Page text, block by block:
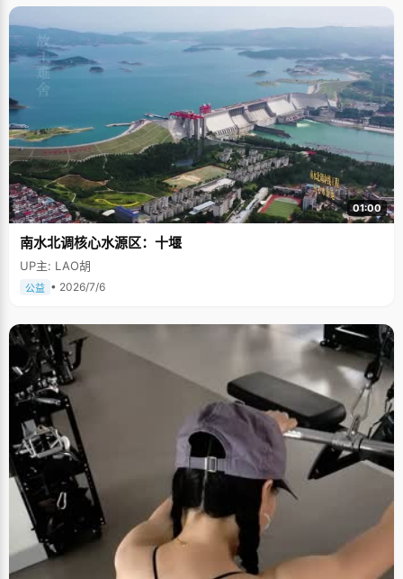
01:00
南水北调核心水源区：十堰
UP主: LAO胡
公益 • 2026/7/6